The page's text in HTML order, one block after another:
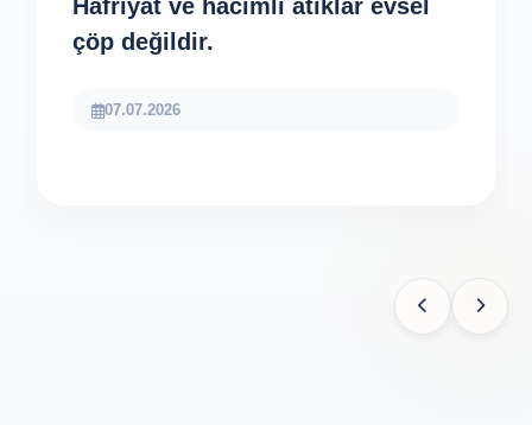
Hafriyat ve hacimli atıklar evsel
çöp değildir.
07.07.2026